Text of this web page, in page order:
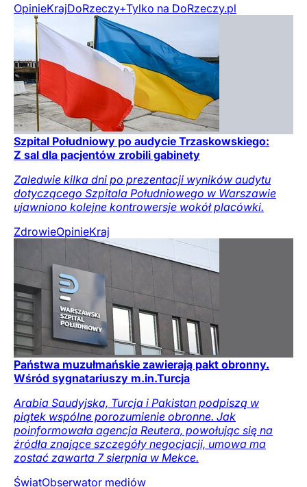
OpinieKrajDoRzeczy+Tylko na DoRzeczy.pl
Szpital Południowy po audycie Trzaskowskiego:
Z sal dla pacjentów zrobili gabinety
Zaledwie kilka dni po prezentacji wyników audytu
dotyczącego Szpitala Południowego w Warszawie
ujawniono kolejne kontrowersje wokół placówki.
ZdrowieOpinieKraj
Państwa muzułmańskie zawierają pakt obronny.
Wśród sygnatariuszy m.in.Turcja
Arabia Saudyjska, Turcja i Pakistan podpiszą w
piątek wspólne porozumienie obronne. Jak
poinformowała agencja Reutera, powołując się na
źródła znające szczegóły negocjacji, umowa ma
zostać zawarta 7 sierpnia w Mekce.
ŚwiatObserwator mediów